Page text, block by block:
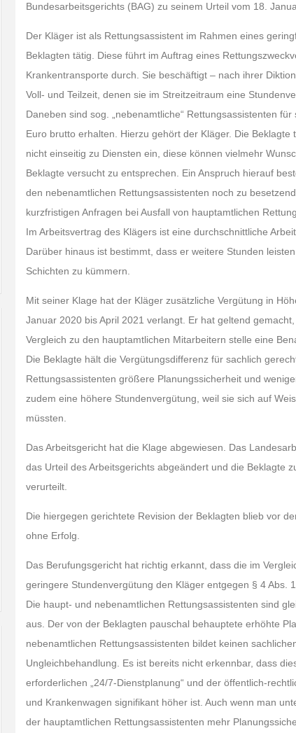
Bundesarbeitsgerichts (BAG) zu seinem Urteil vom 18.
Der Kläger ist als Rettungsassistent im Rahmen eines
Beklagten tätig. Diese führt im Auftrag eines
Krankentransporte durch. Sie beschäftigt – nach ihrer
Voll- und Teilzeit, denen sie im Streitzeitraum eine
Daneben sind sog. „nebenamtliche“ Rettungsassistenten
Euro brutto erhalten. Hierzu gehört der Kläger. Die
nicht einseitig zu Diensten ein, diese können vielmehr
Beklagte versucht zu entsprechen. Ein Anspruch hierauf
den nebenamtlichen Rettungsassistenten noch zu
kurzfristigen Anfragen bei Ausfall von hauptamtlichen
Im Arbeitsvertrag des Klägers ist eine durchschnittliche
Darüber hinaus ist bestimmt, dass er weitere Stunden
Schichten zu kümmern.
Mit seiner Klage hat der Kläger zusätzliche Vergütung in
Januar 2020 bis April 2021 verlangt. Er hat geltend
Vergleich zu den hauptamtlichen Mitarbeitern stelle eine
Die Beklagte hält die Vergütungsdifferenz für sachlich
Rettungsassistenten größere Planungssicherheit und
zudem eine höhere Stundenvergütung, weil sie sich auf
müssten.
Das Arbeitsgericht hat die Klage abgewiesen. Das
das Urteil des Arbeitsgerichts abgeändert und die Beklagte
verurteilt.
Die hiergegen gerichtete Revision der Beklagten blieb vor
ohne Erfolg.
Das Berufungsgericht hat richtig erkannt, dass die im
geringere Stundenvergütung den Kläger entgegen § 4 Abs.
Die haupt- und nebenamtlichen Rettungsassistenten sind
aus. Der von der Beklagten pauschal behauptete erhöhte
nebenamtlichen Rettungsassistenten bildet keinen
Ungleichbehandlung. Es ist bereits nicht erkennbar, dass
erforderlichen „24/7-Dienstplanung“ und der öffentlich-
und Krankenwagen signifikant höher ist. Auch wenn man
der hauptamtlichen Rettungsassistenten mehr